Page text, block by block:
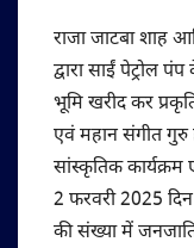
राजा जाटबा शाह
द्वारा साईं पेट्रोल
भूमि खरीद कर
एवं महान संगीत गुरु
सांस्कृतिक
2 फरवरी 2025 दिन
की संख्या में